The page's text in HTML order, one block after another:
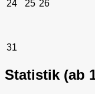
24 25 26
31
Statistik (ab